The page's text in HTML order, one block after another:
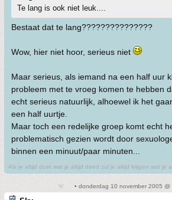
Te lang is ook niet leuk....
Bestaat dat te lang???????????????
Wow, hier niet hoor, serieus niet
Maar serieus, als iemand na een half uur
probleem met te vroeg komen te hebben
echt serieus natuurlijk, alhoewel ik het
een half uurtje.
Maar toch een redelijke groep komt echt
problematisch gezien wordt door
binnen een minuut/paar minuten...
Als je altijd doet wat je altijd deed zul je altijd krijgen wat je
• donderdag 10 november 2005 @